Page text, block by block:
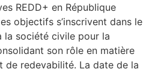
REDD+ en République
objectifs s’inscrivent dans le
la société civile pour la
son rôle en matière
de redevabilité. La date de la